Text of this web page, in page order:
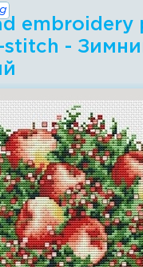
embroidery
stitch -